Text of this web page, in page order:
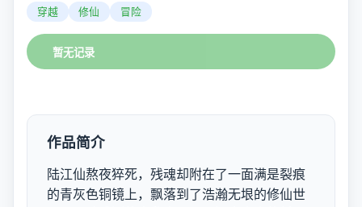
穿越 修仙 冒险
暂无记录
作品简介
陆江仙熬夜猝死，残魂却附在了一面满是裂痕
的青灰色铜镜上，飘落到了浩瀚无垠的修仙世